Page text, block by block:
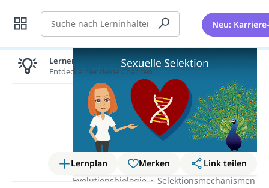
Suche Neu:
Lernplan Merken
Link teilen
Evolutionsbiologie
Selektionsmechanismen
Lernen lohnt sich!
Entdecke hier deine Chancen.